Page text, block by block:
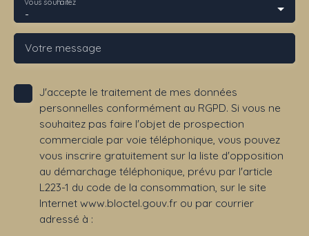
-
Vous souhaitez
Votre message
J'accepte le traitement de mes données
personnelles conformément au RGPD. Si vous ne
souhaitez pas faire l'objet de prospection
commerciale par voie téléphonique, vous pouvez
vous inscrire gratuitement sur la liste d'opposition
au démarchage téléphonique, prévu par l'article
L223-1 du code de la consommation, sur le site
Internet www.bloctel.gouv.fr ou par courrier
adressé à :